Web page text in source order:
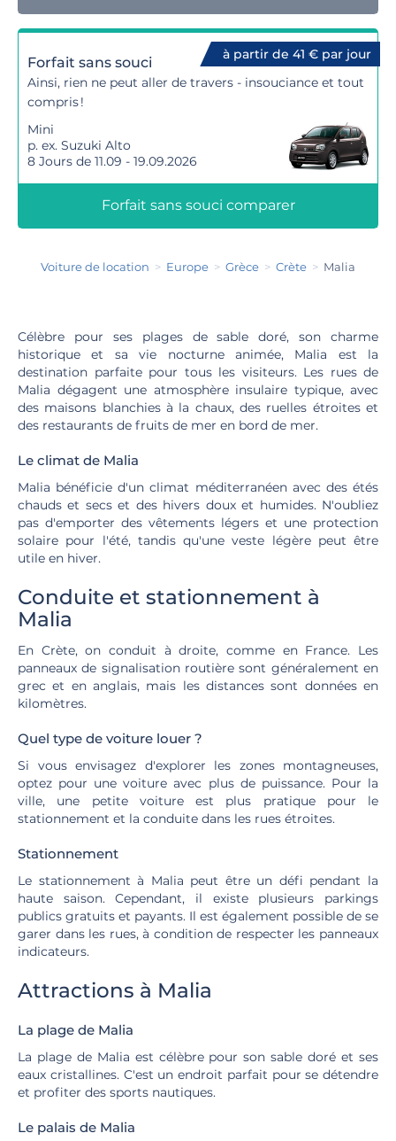
à partir de 41 € par jour
Forfait sans souci
Ainsi, rien ne peut aller de travers - insouciance et tout
compris !
Mini
p. ex. Suzuki Alto
8 Jours de 11.09 - 19.09.2026
Forfait sans souci comparer
Voiture de location Europe Grèce Crète Malia
Célèbre pour ses plages de sable doré, son charme
historique et sa vie nocturne animée, Malia est la
destination parfaite pour tous les visiteurs. Les rues de
Malia dégagent une atmosphère insulaire typique, avec
des maisons blanchies à la chaux, des ruelles étroites et
des restaurants de fruits de mer en bord de mer.
Le climat de Malia
Malia bénéficie d'un climat méditerranéen avec des étés
chauds et secs et des hivers doux et humides. N'oubliez
pas d'emporter des vêtements légers et une protection
solaire pour l'été, tandis qu'une veste légère peut être
utile en hiver.
Conduite et stationnement à
Malia
En Crète, on conduit à droite, comme en France. Les
panneaux de signalisation routière sont généralement en
grec et en anglais, mais les distances sont données en
kilomètres.
Quel type de voiture louer ?
Si vous envisagez d'explorer les zones montagneuses,
optez pour une voiture avec plus de puissance. Pour la
ville, une petite voiture est plus pratique pour le
stationnement et la conduite dans les rues étroites.
Stationnement
Le stationnement à Malia peut être un défi pendant la
haute saison. Cependant, il existe plusieurs parkings
publics gratuits et payants. Il est également possible de se
garer dans les rues, à condition de respecter les panneaux
indicateurs.
Attractions à Malia
La plage de Malia
La plage de Malia est célèbre pour son sable doré et ses
eaux cristallines. C'est un endroit parfait pour se détendre
et profiter des sports nautiques.
Le palais de Malia